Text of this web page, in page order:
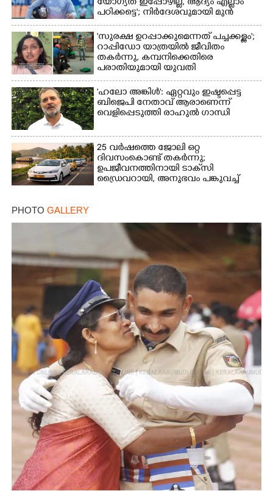
യോഗ്യത ഇപ്പോഴില്ല, ആദ്യം എല്ലാം
പഠിക്കട്ടെ'; നിർദേശവുമായി മുൻ
ക്രിക്കറ്റ് താരം
'സുരക്ഷ ഉറപ്പാക്കുമെന്നത് പച്ചക്കള്ളം';
റാപ്പിഡോ യാത്രയിൽ ജീവിതം
തകർന്നു, കമ്പനിക്കെതിരെ
പരാതിയുമായി യുവതി
'ഹലോ അങ്കിൾ': ഏറ്റവും ഇഷ്ടപ്പെട്ട
ബിജെപി നേതാവ് ആരാണെന്ന്
വെളിപ്പെടുത്തി രാഹുൽ ഗാന്ധി
25 വർഷത്തെ ജോലി ഒറ്റ
ദിവസംകൊണ്ട് തകർന്നു;
ഉപജീവനത്തിനായി ടാക്‌സി
ഡ്രൈവറായി,​ അനുഭവം പങ്കുവച്ച്
PHOTO GALLERY